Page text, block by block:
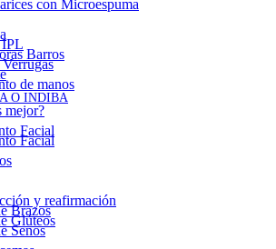
con Microespuma
IPL
Barros
de manos
O INDIBA
mejor?
Facial
Facial
y reafirmación
Brazos
Glúteos
Senos